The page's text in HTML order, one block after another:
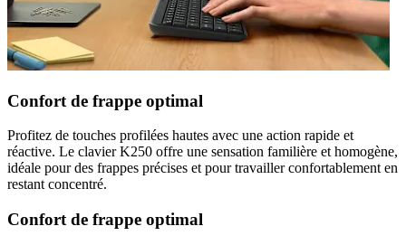
Confort de frappe optimal
Profitez de touches profilées hautes avec une action rapide et
réactive. Le clavier K250 offre une sensation familière et homogène,
idéale pour des frappes précises et pour travailler confortablement en
restant concentré.
Confort de frappe optimal